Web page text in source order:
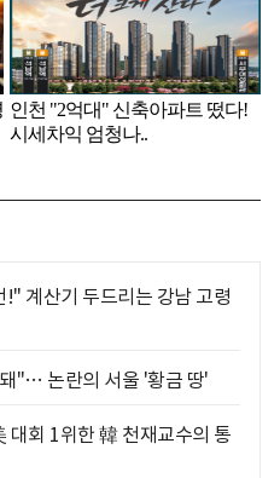
계산기 두드리는 강남 고령
"… 논란의 서울 '황금 땅'
회 1위한 韓 천재교수의 통